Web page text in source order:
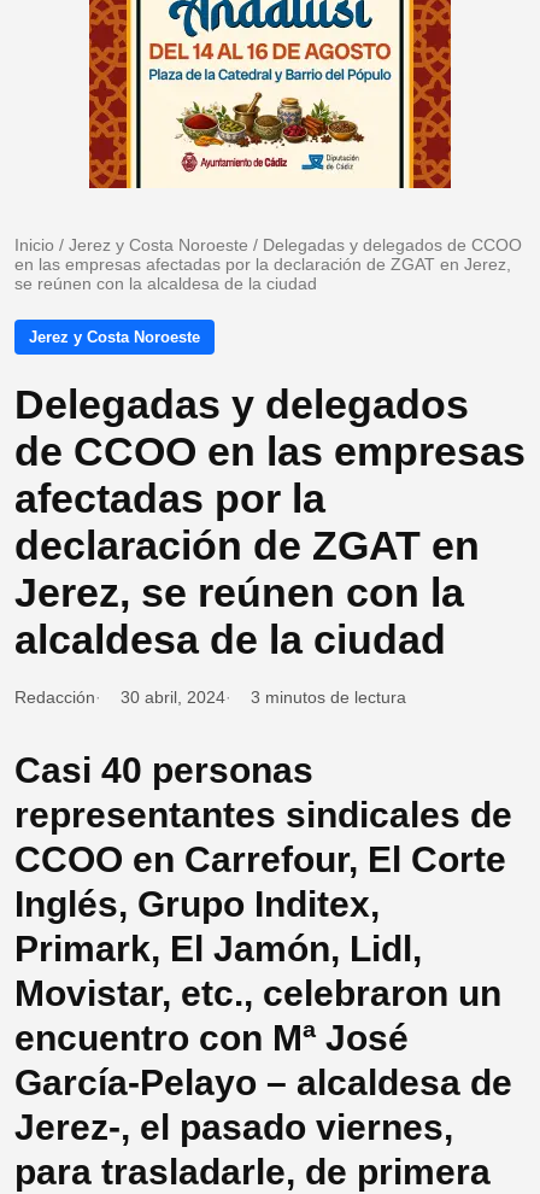
Inicio / Jerez y Costa Noroeste / Delegadas y delegados de CCOO
en las empresas afectadas por la declaración de ZGAT en Jerez,
se reúnen con la alcaldesa de la ciudad
Jerez y Costa Noroeste
Delegadas y delegados
de CCOO en las empresas
afectadas por la
declaración de ZGAT en
Jerez, se reúnen con la
alcaldesa de la ciudad
Redacción 30 abril, 2024 3 minutos de lectura
Casi 40 personas
representantes sindicales de
CCOO en Carrefour, El Corte
Inglés, Grupo Inditex,
Primark, El Jamón, Lidl,
Movistar, etc., celebraron un
encuentro con Mª José
García-Pelayo – alcaldesa de
Jerez-, el pasado viernes,
para trasladarle, de primera